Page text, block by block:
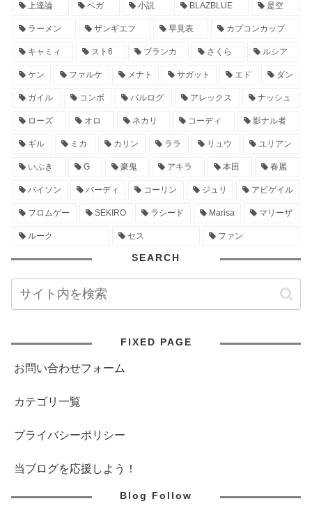
上達論 ベガ 小説 BLAZBLUE 是空
ラーメン ザンギエフ 早見表 カプコンカップ
キャミィ スト6 ブランカ さくら ルシア
ケン ファルケ メナト サガット エド ダン
ガイル コンボ バルログ アレックス ナッシュ
ローズ オロ ネカリ コーディ 影ナル者
ギル ミカ カリン ララ リュウ ユリアン
いぶき G 豪鬼 アキラ 本田 春麗
バイソン バーディ コーリン ジュリ アビゲイル
フロムゲー SEKIRO ラシード Marisa マリーザ
ルーク セス ファン
SEARCH
FIXED PAGE
お問い合わせフォーム
カテゴリ一覧
プライバシーポリシー
当ブログを応援しよう！
Blog Follow